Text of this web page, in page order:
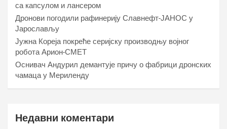
са капсулом и лансером
Дронови погодили рафинерију Славнефт-ЈАНОС у
Јарослављу
Јужна Кореја покреће серијску производњу војног
робота Арион-СМЕТ
Оснивач Андурил демантује причу о фабрици дронских
чамаца у Мериленду
Недавни коментари